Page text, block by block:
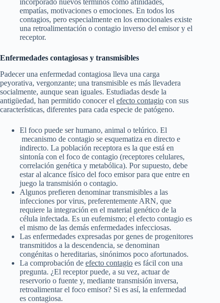
empatías, motivaciones o emociones. En todos los
contagios, pero especialmente en los emocionales existe
una retroalimentación o contagio inverso del emisor y el
receptor.
Enfermedades contagiosas y transmisibles
Padecer una enfermedad contagiosa lleva una carga
peyorativa, vergonzante; una transmisible es más llevadera
socialmente, aunque sean iguales. Estudiadas desde la
antigüedad, han permitido conocer el efecto contagio con sus
características, diferentes para cada especie de patógeno.
El foco puede ser humano, animal o telúrico. El
mecanismo de contagio se esquematiza en directo e
indirecto. La población receptora es la que está en
sintonía con el foco de contagio (receptores celulares,
correlación genética y metabólica). Por supuesto, debe
estar al alcance físico del foco emisor para que entre en
juego la transmisión o contagio.
Algunos prefieren denominar transmisibles a las
infecciones por virus, preferentemente ARN, que
requiere la integración en el material genético de la
célula infectada. Es un eufemismo; el efecto contagio es
el mismo de las demás enfermedades infecciosas.
Las enfermedades expresadas por genes de progenitores
transmitidos a la descendencia, se denominan
congénitas o hereditarias, sinónimos poco afortunados.
La comprobación de efecto contagio es fácil con una
pregunta. ¿El receptor puede, a su vez, actuar de
reservorio o fuente y, mediante transmisión inversa,
retroalimentar el foco emisor? Si es así, la enfermedad
es contagiosa.